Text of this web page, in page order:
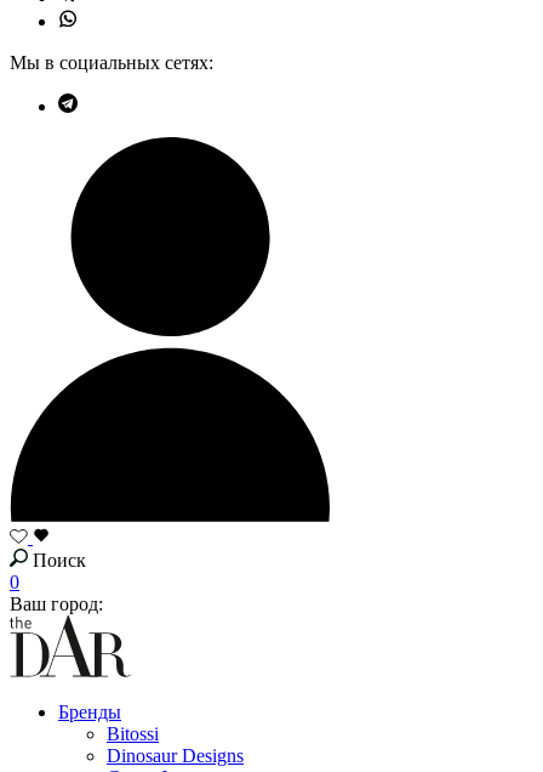
Мы в социальных сетях:
Поиск
0
Ваш город:
Бренды
Bitossi
Dinosaur Designs